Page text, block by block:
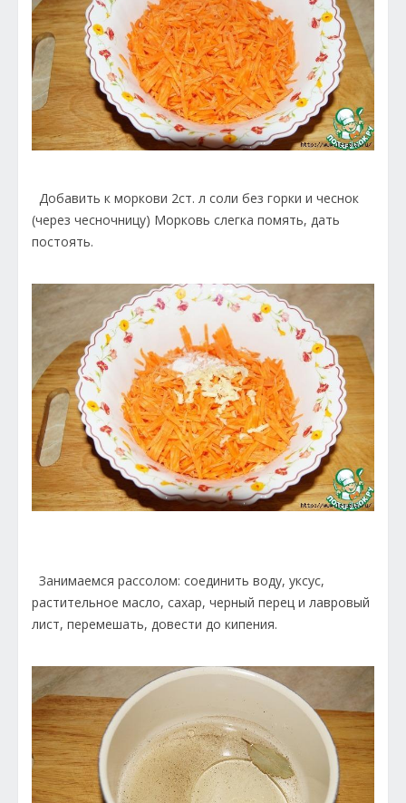
Добавить к моркови 2ст. л соли без горки и чеснок
(через чесночницу) Морковь слегка помять, дать
постоять.
Занимаемся рассолом: соединить воду, уксус,
растительное масло, сахар, черный перец и лавровый
лист, перемешать, довести до кипения.